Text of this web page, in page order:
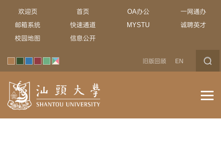
欢迎页 首页 OA办公
一网通办
邮箱系统
快速通道 MYSTU
诚聘英才
校园地图
信息公开
旧版回顾 EN